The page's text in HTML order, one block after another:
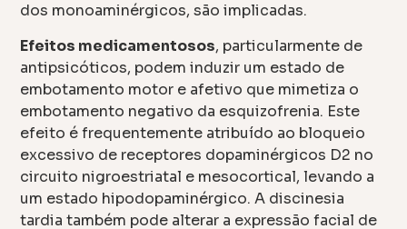
dos monoaminérgicos, são implicadas.
Efeitos medicamentosos, particularmente de
antipsicóticos, podem induzir um estado de
embotamento motor e afetivo que mimetiza o
embotamento negativo da esquizofrenia. Este
efeito é frequentemente atribuído ao bloqueio
excessivo de receptores dopaminérgicos D2 no
circuito nigroestriatal e mesocortical, levando a
um estado hipodopaminérgico. A discinesia
tardia também pode alterar a expressão facial de